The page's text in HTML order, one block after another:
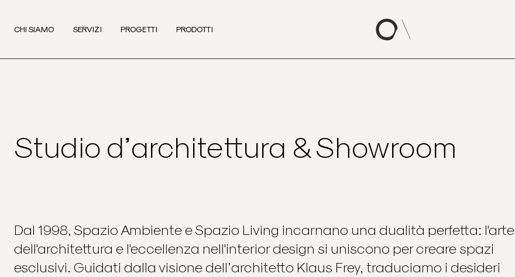
Studio d’architettura & Showroom
Dal 1998, Spazio Ambiente e Spazio Living incarnano una dualità perfetta: l'arte
dell'architettura e l'eccellenza nell'interior design si uniscono per creare spazi
esclusivi. Guidati dalla visione dell’architetto Klaus Frey, traduciamo i desideri
CHI SIAMO SERVIZI PROGETTI PRODOTTI